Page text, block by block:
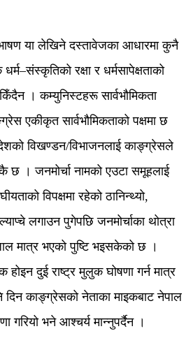
भाषण या लेखिने दस्तावेजका आधारमा कुनै
रक्षा र धर्मसापेक्षताको
। कम्युनिस्टहरू सार्वभौमिकता
एकीकृत सार्वभौमिकताको पक्षमा छ
विखण्डन/विभाजनलाई काङ्ग्रेसले
छ । जनमोर्चा नामको एउटा समूहलाई
विपक्षमा रहेको ठानिन्थ्यो,
लगाउन पुगेपछि जनमोर्चाका थोत्रा
मात्र भएको पुष्टि भइसकेको छ ।
दुई राष्ट्र मुलुक घोषणा गर्न मात्र
काङ्ग्रेसको नेताका माइकबाट नेपाल
गरियो भने आश्चर्य मान्नुपर्दैन ।